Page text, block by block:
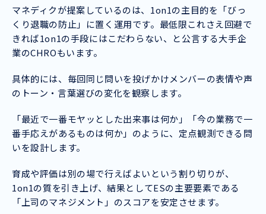
マネディクが提案しているのは、1on1の主目的を「びっ
くり退職の防止」に置く運用です。最低限これさえ回避で
きれば1on1の手段にはこだわらない、と公言する大手企
業のCHROもいます。
具体的には、毎回同じ問いを投げかけメンバーの表情や声
のトーン・言葉選びの変化を観察します。
「最近で一番モヤッとした出来事は何か」「今の業務で一
番手応えがあるものは何か」のように、定点観測できる問
いを設計します。
育成や評価は別の場で行えばよいという割り切りが、
1on1の質を引き上げ、結果としてESの主要要素である
「上司のマネジメント」のスコアを安定させます。